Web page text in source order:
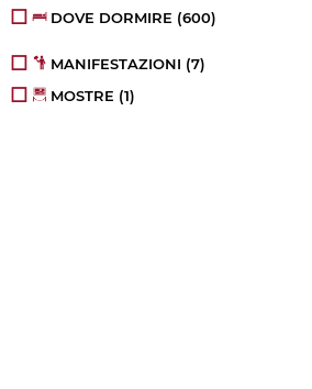
DOVE DORMIRE (600)
MANIFESTAZIONI (7)
MOSTRE (1)